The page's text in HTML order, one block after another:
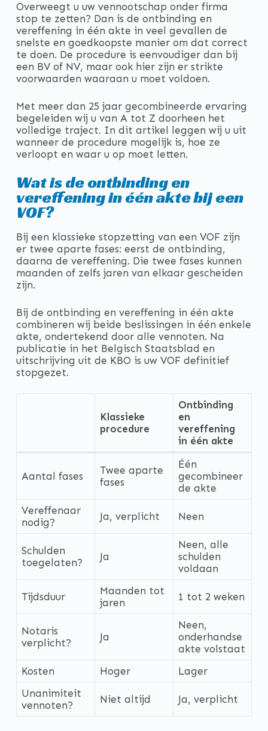
Overweegt u uw vennootschap onder firma
stop te zetten? Dan is de ontbinding en
vereffening in één akte in veel gevallen de
snelste en goedkoopste manier om dat correct
te doen. De procedure is eenvoudiger dan bij
een BV of NV, maar ook hier zijn er strikte
voorwaarden waaraan u moet voldoen.
Met meer dan 25 jaar gecombineerde ervaring
begeleiden wij u van A tot Z doorheen het
volledige traject. In dit artikel leggen wij u uit
wanneer de procedure mogelijk is, hoe ze
verloopt en waar u op moet letten.
Wat is de ontbinding en
vereffening in één akte bij een
VOF?
Bij een klassieke stopzetting van een VOF zijn
er twee aparte fases: eerst de ontbinding,
daarna de vereffening. Die twee fases kunnen
maanden of zelfs jaren van elkaar gescheiden
zijn.
Bij de ontbinding en vereffening in één akte
combineren wij beide beslissingen in één enkele
akte, ondertekend door alle vennoten. Na
publicatie in het Belgisch Staatsblad en
uitschrijving uit de KBO is uw VOF definitief
stopgezet.
Klassieke
procedure
Ontbinding
en
vereffening
in één akte
Aantal fases
Twee aparte
fases
Één
gecombineer
de akte
Vereffenaar
nodig?
Ja, verplicht Neen
Schulden
toegelaten?
Ja
Neen, alle
schulden
voldaan
Tijdsduur
Maanden tot
jaren
1 tot 2 weken
Notaris
verplicht?
Ja
Neen,
onderhandse
akte volstaat
Kosten
Hoger
Lager
Unanimiteit
vennoten?
Niet altijd Ja, verplicht